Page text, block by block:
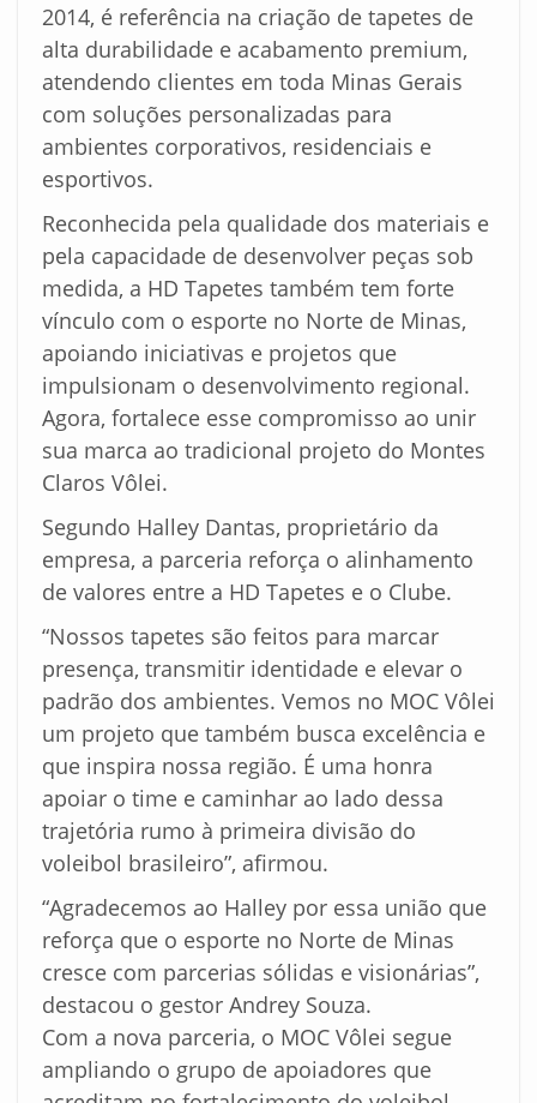
2014, é referência na criação de tapetes de
alta durabilidade e acabamento premium,
atendendo clientes em toda Minas Gerais
com soluções personalizadas para
ambientes corporativos, residenciais e
esportivos.
Reconhecida pela qualidade dos materiais e
pela capacidade de desenvolver peças sob
medida, a HD Tapetes também tem forte
vínculo com o esporte no Norte de Minas,
apoiando iniciativas e projetos que
impulsionam o desenvolvimento regional.
Agora, fortalece esse compromisso ao unir
sua marca ao tradicional projeto do Montes
Claros Vôlei.
Segundo Halley Dantas, proprietário da
empresa, a parceria reforça o alinhamento
de valores entre a HD Tapetes e o Clube.
“Nossos tapetes são feitos para marcar
presença, transmitir identidade e elevar o
padrão dos ambientes. Vemos no MOC Vôlei
um projeto que também busca excelência e
que inspira nossa região. É uma honra
apoiar o time e caminhar ao lado dessa
trajetória rumo à primeira divisão do
voleibol brasileiro”, afirmou.
“Agradecemos ao Halley por essa união que
reforça que o esporte no Norte de Minas
cresce com parcerias sólidas e visionárias”,
destacou o gestor Andrey Souza.
Com a nova parceria, o MOC Vôlei segue
ampliando o grupo de apoiadores que